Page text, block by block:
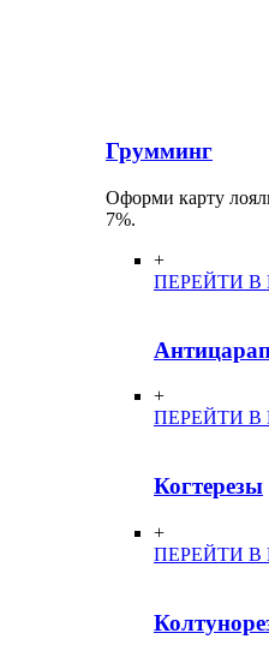
Грумминг
Оформи карту
7%.
+
ПЕРЕЙТИ В
+
ПЕРЕЙТИ В
Когтерезы
+
ПЕРЕЙТИ В